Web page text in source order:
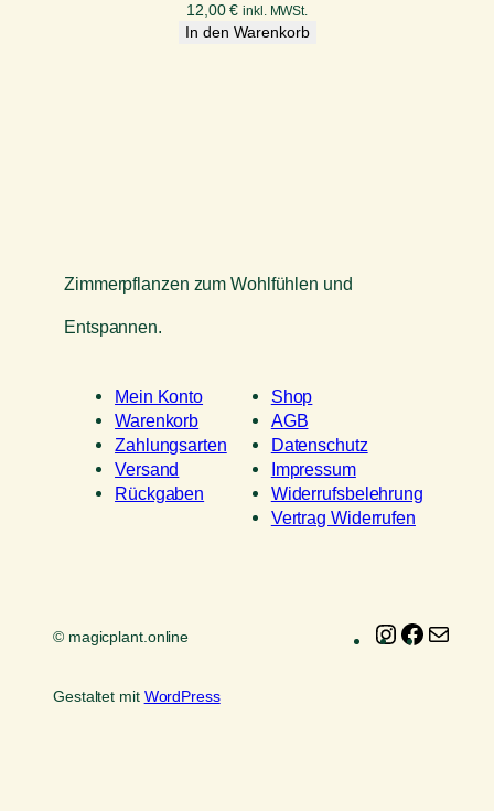
12,00€ inkl. MWSt.
In den Warenkorb
Zimmerpflanzen zum Wohlfühlen und
Entspannen.
Mein Konto
Warenkorb
Zahlungsarten
Versand
Rückgaben
Shop
AGB
Datenschutz
Impressum
Widerrufsbelehrung
Vertrag Widerrufen
© magicplant.online Instagram
Gestaltet mit WordPress